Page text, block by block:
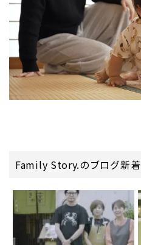
Family Story.のブログ新着